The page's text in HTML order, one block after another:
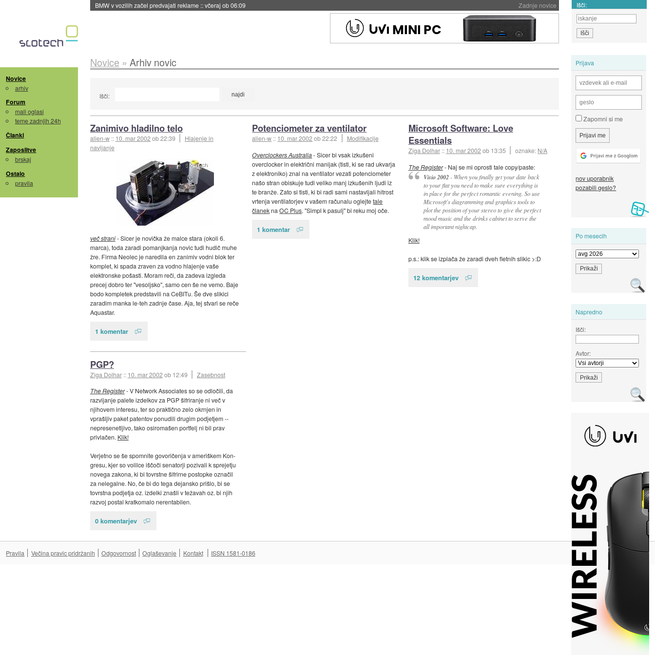
Zadnje novice
BMW v vozilih začel predvajati reklame ::včeraj ob 06:09 Išči:
Novice
arhiv
Forum
mali oglasi
teme zadnjih 24h
Članki
Zaposlitve
brskaj
Ostalo
pravila
Prijava
Zapomni si me
nov uporabnik
pozabili geslo?
Po mesecih
Napredno
Išči:
Avtor:
Novice » Arhiv novic
Išči:
Zanimivo hladilno telo
alien-w :: 10. mar 2002ob 22:39
Hlajenje in
navijanje
več strani- Sicer je novička že malce stara (okoli 6.
marca), toda zaradi pomanjkanja novic tudi hudič muhe
žre. Firma Neolec je naredila en zanimiv vodni blok ter
komplet, ki spada zraven za vodno hlajenje vaše
elektronske pošasti. Moram reči, da zadeva izgleda
precej dobro ter "vesoljsko", samo cen še ne vemo. Baje
bodo kompletek predstavili na CeBITu. Še dve slikici
zaradim manka le-teh zadnje čase. Aja, tej stvari se reče
Aquastar.
1 komentar
Potenciometer za ventilator
alien-w :: 10. mar 2002ob 22:22
Modifikacije
Overclockers Australia- Sicer bi vsak izkušeni
overclocker in električni manijak (tisti, ki se rad ukvarja
z elektroniko) znal na ventilator vezati potenciometer
našo stran obiskuje tudi veliko manj izkušenih ljudi iz
te branže. Zato si tisti, ki bi radi sami nastavljali hitrost
vrtenja ventilatorjev v vašem računalu oglejtetale
članeknaOC Plus. "Simpl k pasulj" bi reku moj oče.
1 komentar
Microsoft Software: Love
Essentials
Ziga Dolhar :: 10. mar 2002ob 13:35 oznake: N/A
The Register- Naj se mi oprosti tale copy/paste:
Visio 2002- When you finally get your date back
to your flat you need to make sure everything is
in place for the perfect romantic evening. So use
Microsoft's diagramming and graphics tools to
plot the position of your stereo to give the perfect
mood music and the drinks cabinet to serve the
all important nightcap.
Klik!
p.s.: klik se izplača že zaradi dveh fletnih slikic >:D
12 komentarjev
PGP?
Ziga Dolhar :: 10. mar 2002ob 12:49
Zasebnost
The Register- V Network Associates so se odločili, da
razvijanje palete izdelkov za PGP šifriranje ni več v
njihovem interesu, ter so praktično zelo okrnjen in
vprašljiv paket patentov ponudili drugim podjetjem --
nepresenetljivo, tako osiromašen portfelj ni bil prav
privlačen. Klik!
Verjetno se še spomnite govoričenja v ameriškem Kon-
gresu, kjer so volilce iščoči senatorji pozivali k sprejetju
novega zakona, ki bi tovrstne šifrirne postopke označil
za nelegalne. No, če bi do tega dejansko prišlo, bi se
tovrstna podjetja oz. izdelki znašli v težavah oz. bi njih
razvoj postal kratkomalo nerentabilen.
0 komentarjev
Na vrh ^
Pravila Večina pravic pridržanih Odgovornost Oglaševanje Kontakt ISSN 1581-0186